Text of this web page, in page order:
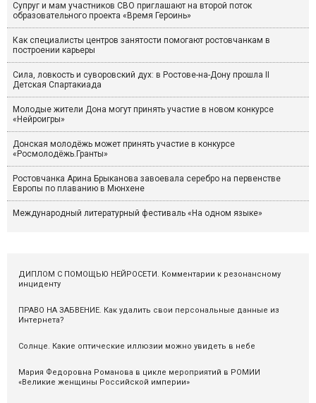
Супруг и мам участников СВО приглашают на второй поток
образовательного проекта «Время Героинь»
Как специалисты центров занятости помогают ростовчанкам в
построении карьеры
Сила, ловкость и суворовский дух: в Ростове-на-Дону прошла II
Детская Спартакиада
Молодые жители Дона могут принять участие в новом конкурсе
«Нейроигры»
Донская молодёжь может принять участие в конкурсе
«Росмолодёжь.Гранты»
Ростовчанка Арина Брыканова завоевала серебро на первенстве
Европы по плаванию в Мюнхене
Международный литературный фестиваль «На одном языке»
ДИПЛОМ С ПОМОЩЬЮ НЕЙРОСЕТИ. Комментарии к резонансному
инциденту
ПРАВО НА ЗАБВЕНИЕ. Как удалить свои персональные данные из
Интернета?
Солнце. Какие оптические иллюзии можно увидеть в небе
Мария Федоровна Романова в цикле мероприятий в РОМИИ
«Великие женщины Российской империи»